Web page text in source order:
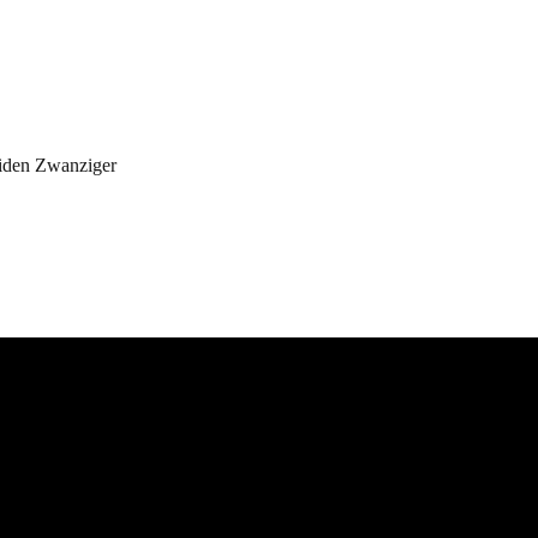
Zwanziger